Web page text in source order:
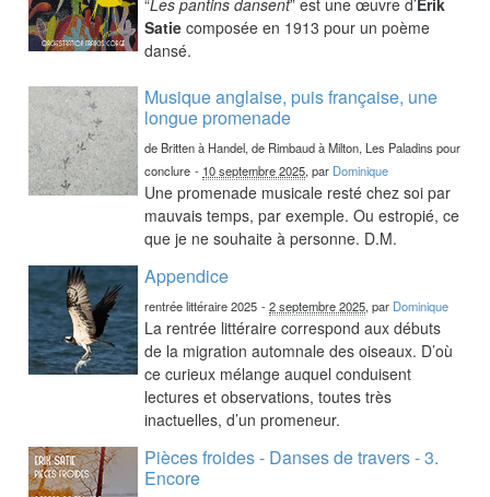
Satie composée en 1913 pour un poème
dansé.
Musique anglaise, puis française, une
longue promenade
de Britten à Handel, de Rimbaud à Milton, Les Paladins pour
conclure - 10 septembre 2025, par Dominique
Une promenade musicale resté chez soi par
mauvais temps, par exemple. Ou estropié, ce
que je ne souhaite à personne. D.M.
Appendice
rentrée littéraire 2025 -2 septembre 2025, par Dominique
La rentrée littéraire correspond aux débuts
de la migration automnale des oiseaux. D’où
ce curieux mélange auquel conduisent
lectures et observations, toutes très
inactuelles, d’un promeneur.
Pièces froides - Danses de travers - 3.
Encore